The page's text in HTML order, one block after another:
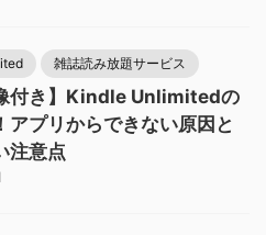
雑誌読み放題サービス
付き】Kindle Unlimitedの
アプリからできない原因と
注意点